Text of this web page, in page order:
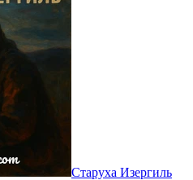
Старуха Изергиль